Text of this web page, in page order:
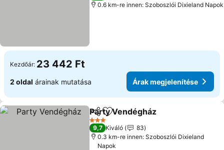
0.6 km-re innen: Szoboszlói Dixieland Napok
Kezdőár: 23 442 Ft
2 oldal árainak mutatása Árak megjelenítése
Megosztás
Hozzáadás a kedvencekhez
Party Vendégház
3 Kategória
9,7 Kiváló
83
0.3 km-re innen: Szoboszlói Dixieland
Napok